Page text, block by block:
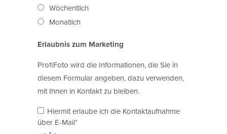
Wöchentlich
Monatlich
Erlaubnis zum Marketing
ProfiFoto wird die Informationen, die Sie in
diesem Formular angeben, dazu verwenden,
mit Ihnen in Kontakt zu bleiben.
Hiermit erlaube ich die Kontaktaufnahme
über E-Mail*